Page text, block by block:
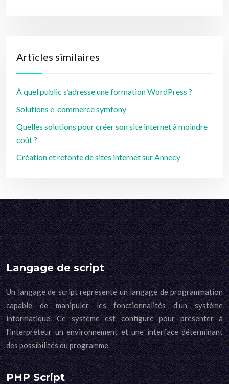
Articles similaires
À quel public s’adresse une formation WordPress ?
Solutions e-commerce symfony
Quelles solutions pour créer son site internet à moindre
coût ?
Création et refonte de sites internet sur Annecy
Langage de script
Un langage de script représente un langage de programmation
capable de manipuler les fonctionnalités d’un système
informatique. Ce système est configuré pour présenter à
l’interpréteur un environnement et une interface déterminant
des possibilités du programme.
PHP Script